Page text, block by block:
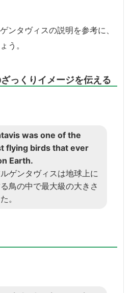
ンタヴィスの説明を参考に、
う。
っくりイメージを伝える
was one of the
flying birds that ever
Earth.
ゲンタヴィスは地球上に
鳥の中で最大級の大きさ
。